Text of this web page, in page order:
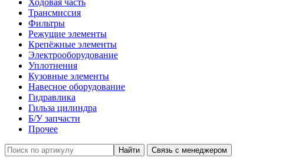
Ходовая часть
Трансмиссия
Фильтры
Режущие элементы
Крепёжные элементы
Электрооборудование
Уплотнения
Кузовные элементы
Навесное оборудование
Гидравлика
Гильза цилиндра
Б/У запчасти
Прочее
Связь с менеджером